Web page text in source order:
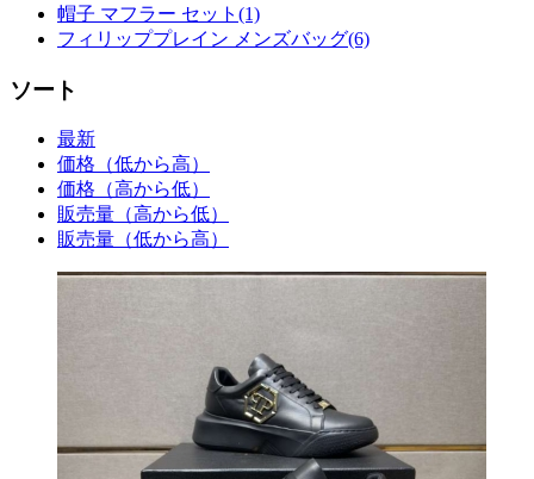
帽子 マフラー セット(1)
フィリッププレイン メンズバッグ(6)
ソート
最新
価格（低から高）
価格（高から低）
販売量（高から低）
販売量（低から高）